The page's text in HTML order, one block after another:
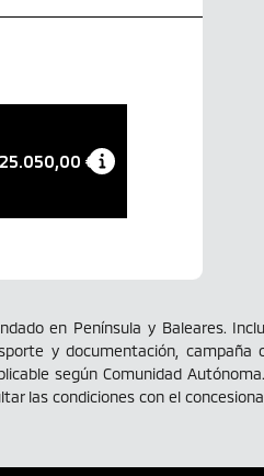
25.050,00 €
en Península y Baleares.
y documentación,
según Comunidad
las condiciones con el